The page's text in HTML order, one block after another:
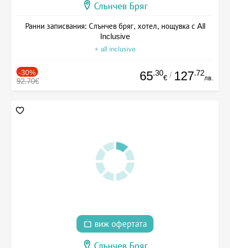
Слънчев Бряг
Ранни записвания: Слънчев бряг, хотел, нощувка с All
Inclusive
+ all inclusive
-30%
92.70€ 65.30
€ / 127.72
лв.
виж офертата